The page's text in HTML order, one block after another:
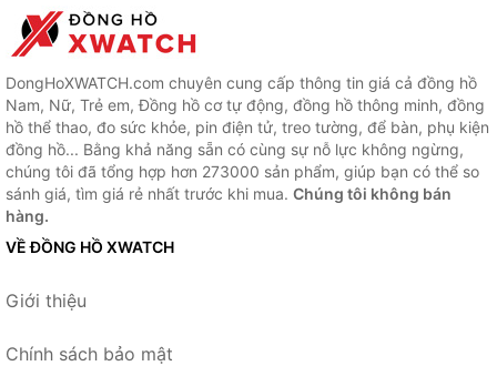
DongHoXWATCH.com chuyên cung cấp thông tin giá cả đồng hồ
Nam, Nữ, Trẻ em, Đồng hồ cơ tự động, đồng hồ thông minh, đồng
hồ thể thao, đo sức khỏe, pin điện tử, treo tường, để bàn, phụ kiện
đồng hồ... Bằng khả năng sẵn có cùng sự nỗ lực không ngừng,
chúng tôi đã tổng hợp hơn 273000 sản phẩm, giúp bạn có thể so
sánh giá, tìm giá rẻ nhất trước khi mua. Chúng tôi không bán
hàng.
VỀ ĐỒNG HỒ XWATCH
Giới thiệu
Chính sách bảo mật